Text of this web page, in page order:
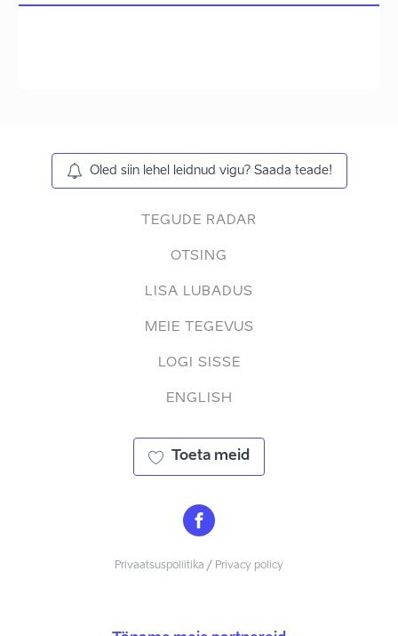
Oled siin lehel leidnud vigu? Saada teade!
TEGUDE RADAR
OTSING
LISA LUBADUS
MEIE TEGEVUS
LOGI SISSE
ENGLISH
Toeta meid
Privaatsuspoliitika / Privacy policy